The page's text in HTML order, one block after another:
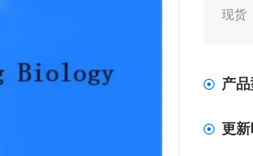
现货
产品
更新